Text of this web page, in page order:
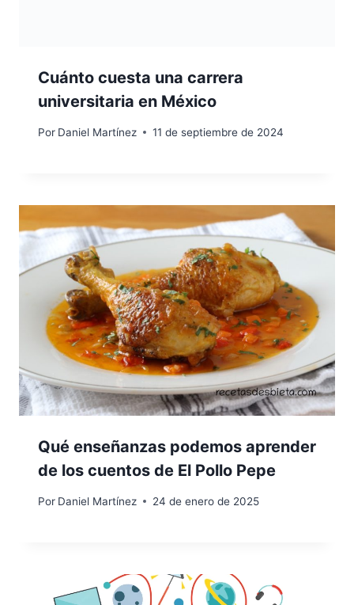
Cuánto cuesta una carrera
universitaria en México
Por Daniel Martínez 11 de septiembre de 2024
Qué enseñanzas podemos aprender
de los cuentos de El Pollo Pepe
Por Daniel Martínez 24 de enero de 2025